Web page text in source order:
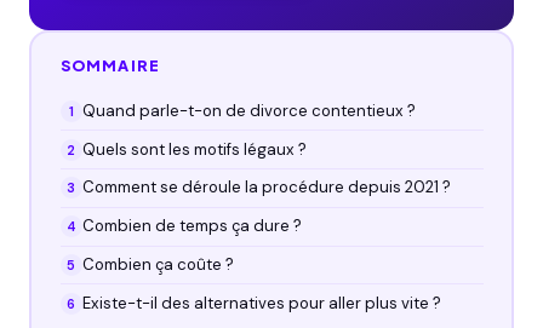
SOMMAIRE
Quand parle-t-on de divorce contentieux ?
Quels sont les motifs légaux ?
Comment se déroule la procédure depuis 2021 ?
Combien de temps ça dure ?
Combien ça coûte ?
Existe-t-il des alternatives pour aller plus vite ?